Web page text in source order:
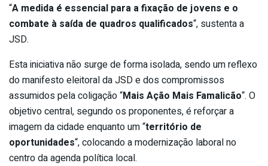
“A medida é essencial para a fixação de jovens e o
combate à saída de quadros qualificados“, sustenta a
JSD.
Esta iniciativa não surge de forma isolada, sendo um reflexo
do manifesto eleitoral da JSD e dos compromissos
assumidos pela coligação “Mais Ação Mais Famalicão“. O
objetivo central, segundo os proponentes, é reforçar a
imagem da cidade enquanto um “território de
oportunidades“, colocando a modernização laboral no
centro da agenda política local.